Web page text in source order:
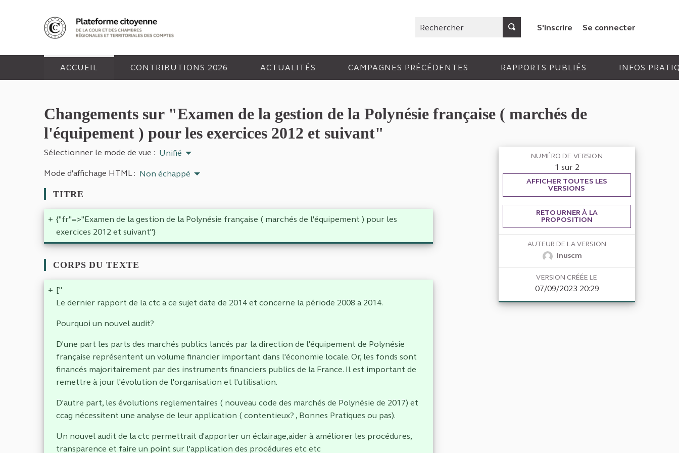
Rechercher S'inscrire Se connecter
ACCUEIL CONTRIBUTIONS 2026 ACTUALITÉS CAMPAGNES PRÉCÉDENTES RAPPORTS PUBLIÉS INFOS
Changements sur "Examen de la gestion de la Polynésie française ( marchés de
l'équipement ) pour les exercices 2012 et suivant"
Sélectionner le mode de vue : Unifié
Mode d'affichage HTML : Non échappé
TITRE
+ {"fr"=>"Examen de la gestion de la Polynésie française ( marchés de l'équipement ) pour les
exercices 2012 et suivant"}
CORPS DU TEXTE
+ ["
Le dernier rapport de la ctc a ce sujet date de 2014 et concerne la période 2008 a 2014.
Pourquoi un nouvel audit?
D'une part les parts des marchés publics lancés par la direction de l'équipement de Polynésie
française représentent un volume financier important dans l'économie locale. Or, les fonds sont
financés majoritairement par des instruments financiers publics de la France. Il est important de
remettre à jour l'évolution de l'organisation et l'utilisation.
D'autre part, les évolutions reglementaires ( nouveau code des marchés de Polynésie de 2017) et
ccag nécessitent une analyse de leur application ( contentieux? , Bonnes Pratiques ou pas).
Un nouvel audit de la ctc permettrait d'apporter un éclairage,aider à améliorer les procédures,
transparence et faire un point sur l'application des procédures etc etc
NUMÉRO DE VERSION
1 sur 2
AFFICHER TOUTES LES
VERSIONS
RETOURNER À LA
PROPOSITION
AUTEUR DE LA VERSION
Inuscm
VERSION CRÉÉE LE
07/09/2023 20:29